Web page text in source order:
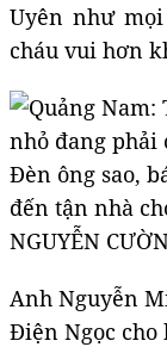
Uyên như
cháu vui hơn
Đèn ông sao,
đến tận nhà
NGUYỄN
Anh Nguyễn
Điện Ngọc